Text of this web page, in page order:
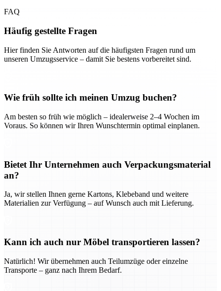
FAQ
Häufig gestellte Fragen
Hier finden Sie Antworten auf die häufigsten Fragen rund um
unseren Umzugsservice – damit Sie bestens vorbereitet sind.
Wie früh sollte ich meinen Umzug buchen?
Am besten so früh wie möglich – idealerweise 2–4 Wochen im
Voraus. So können wir Ihren Wunschtermin optimal einplanen.
Bietet Ihr Unternehmen auch Verpackungsmaterial
an?
Ja, wir stellen Ihnen gerne Kartons, Klebeband und weitere
Materialien zur Verfügung – auf Wunsch auch mit Lieferung.
Kann ich auch nur Möbel transportieren lassen?
Natürlich! Wir übernehmen auch Teilumzüge oder einzelne
Transporte – ganz nach Ihrem Bedarf.